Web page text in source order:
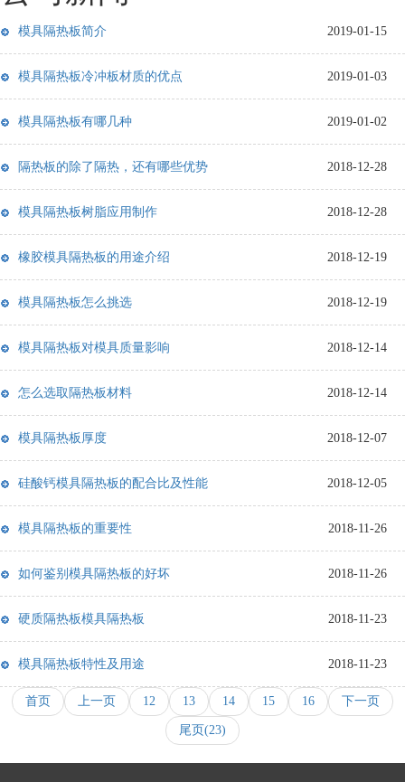
模具隔热板简介 2019-01-15
模具隔热板冷冲板材质的优点 2019-01-03
模具隔热板有哪几种 2019-01-02
隔热板的除了隔热，还有哪些优势 2018-12-28
模具隔热板树脂应用制作 2018-12-28
橡胶模具隔热板的用途介绍 2018-12-19
模具隔热板怎么挑选 2018-12-19
模具隔热板对模具质量影响 2018-12-14
怎么选取隔热板材料 2018-12-14
模具隔热板厚度 2018-12-07
硅酸钙模具隔热板的配合比及性能 2018-12-05
模具隔热板的重要性 2018-11-26
如何鉴别模具隔热板的好坏 2018-11-26
硬质隔热板模具隔热板 2018-11-23
模具隔热板特性及用途 2018-11-23
首页 上一页 12 13 14 15 16 下一页
尾页(23)